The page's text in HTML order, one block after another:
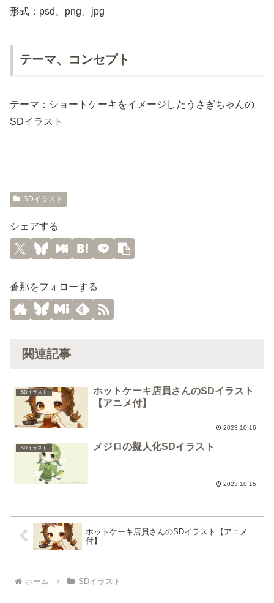
形式：psd、png、jpg
テーマ、コンセプト
テーマ：ショートケーキをイメージしたうさぎちゃんの
SDイラスト
SDイラスト
シェアする
蒼那をフォローする
関連記事
SDイラスト
ホットケーキ店員さんのSDイラスト
【アニメ付】
2023.10.16
SDイラスト メジロの擬人化SDイラスト
2023.10.15
ホットケーキ店員さんのSDイラスト【アニメ
付】
ホーム SDイラスト